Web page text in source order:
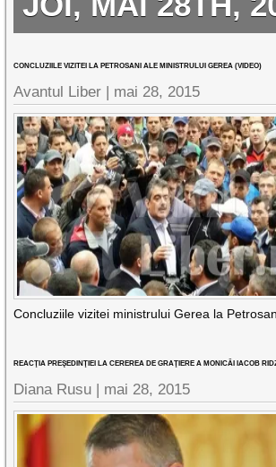
CONCLUZIILE VIZITEI LA PETROSANI ALE MINISTRULUI GEREA (VIDEO)
Avantul Liber | mai 28, 2015
Concluziile vizitei ministrului Gerea la
REACŢIA PREŞEDINŢIEI LA CEREREA DE GRAŢIERE A MONICĂI IACOB
Diana Rusu | mai 28, 2015